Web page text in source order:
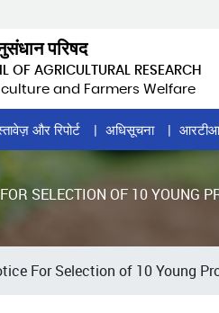
परिषद
OF AGRICULTURAL RESEARCH
and Farmers Welfare
और रिपोर्ट अधिसूचना
SELECTION OF 10 YOUNG
For Selection of 10 Young